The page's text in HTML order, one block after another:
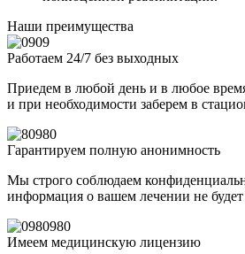
Наши преимущества
Работаем 24/7 без выходных
Приедем в любой день и в любое
и при необходимости заберем в
Гарантируем полную анонимность
Мы строго соблюдаем
информация о вашем лечении не будет
Имеем медицинскую лицензию